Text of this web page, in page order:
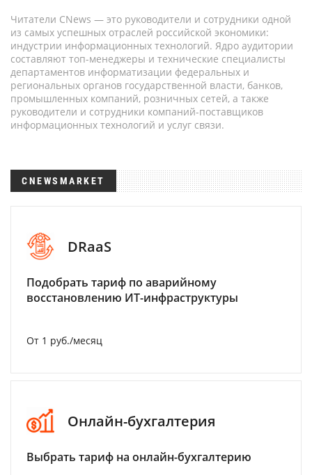
Читатели CNews — это руководители и сотрудники одной
из самых успешных отраслей российской экономики:
индустрии информационных технологий. Ядро аудитории
составляют топ-менеджеры и технические специалисты
департаментов информатизации федеральных и
региональных органов государственной власти, банков,
промышленных компаний, розничных сетей, а также
руководители и сотрудники компаний-поставщиков
информационных технологий и услуг связи.
CNEWSMARKET
DRaaS
Подобрать тариф по аварийному
восстановлению ИТ-инфраструктуры
От 1 руб./месяц
Онлайн-бухгалтерия
Выбрать тариф на онлайн-бухгалтерию